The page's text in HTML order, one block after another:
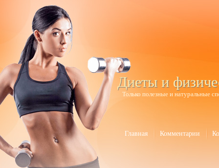
Диеты и
Только полезные и натуральные
Главная Комментарии